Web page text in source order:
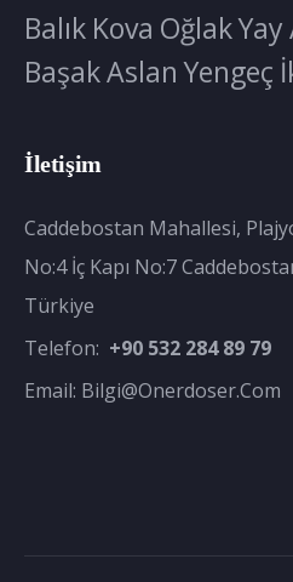
Balık Kova OğlakYay
BaşakAslan Yengeç
İletişim
Caddebostan Mahallesi,
No:4 İç Kapı No:7
Türkiye
Telefon: +90 532 284 89 79
Email: Bilgi@onerdoser.com